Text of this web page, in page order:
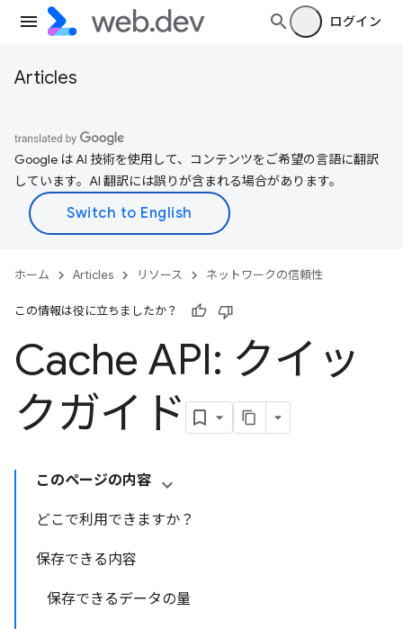
ログイン
Articles
Google は AI 技術を使用して、コンテンツをご希望の言語に翻訳
しています。AI 翻訳には誤りが含まれる場合があります。
ホーム Articles リソース ネットワークの信頼性
この情報は役に立ちましたか？
Cache API: クイッ
クガイド
このページの内容
どこで利用できますか？
保存できる内容
保存できるデータの量